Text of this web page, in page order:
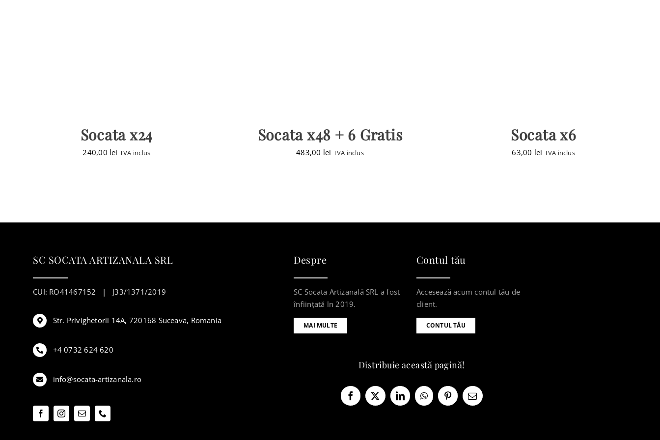
Socata x24
240,00 lei TVA inclus
Socata x48 + 6 Gratis
483,00 lei TVA inclus
Socata x6
63,00 lei TVA inclus
SC SOCATA ARTIZANALA SRL
CUI: RO41467152 | J33/1371/2019
Str. Privighetorii 14A, 720168 Suceava, Romania
+4 0732 624 620
info@socata-artizanala.ro
Despre
SC Socata Artizanală SRL a fost
înființată în 2019.
MAI MULTE
Contul tău
Accesează acum contul tău de
client.
CONTUL TĂU
Distribuie această pagină!